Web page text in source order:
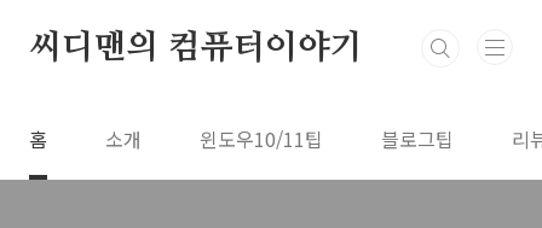
씨디맨의 컴퓨터이야기
홈 소개 윈도우10/11팁 블로그팁 리